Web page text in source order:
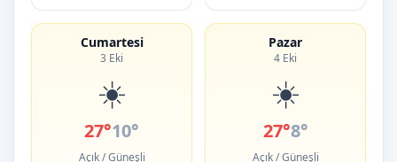
Cumartesi
3 Eki
☀️
27°10°
Açık / Güneşli
Pazar
4 Eki
☀️
27°8°
Açık / Güneşli